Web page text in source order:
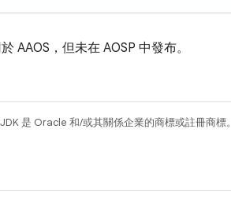
AAOS，但未在 AOSP 中發布。
是 Oracle 和/或其關係企業的商標或註冊商標。